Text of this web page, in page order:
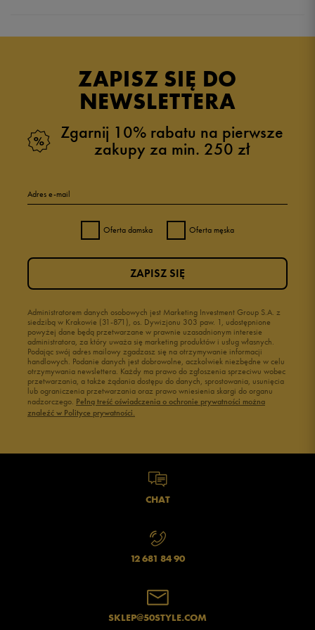
ZAPISZ SIĘ DO
NEWSLETTERA
Zgarnij 10% rabatu na pierwsze
zakupy za min. 250 zł
Adres e-mail
Oferta damska Oferta męska
Administratorem danych osobowych jest Marketing Investment Group S.A. z
siedzibą w Krakowie (31-871), os. Dywizjonu 303 paw. 1, udostępnione
powyżej dane będą przetwarzane w prawnie uzasadnionym interesie
administratora, za który uważa się marketing produktów i usług własnych.
Podając swój adres mailowy zgadzasz się na otrzymywanie informacji
handlowych. Podanie danych jest dobrowolne, aczkolwiek niezbędne w celu
otrzymywania newslettera. Każdy ma prawo do zgłoszenia sprzeciwu wobec
przetwarzania, a także żądania dostępu do danych, sprostowania, usunięcia
lub ograniczenia przetwarzania oraz prawo wniesienia skargi do organu
nadzorczego. Pełną treść oświadczenia o ochronie prywatności można
znaleźć w Polityce prywatności.
ZAPISZ SIĘ
CHAT
12 681 84 90
SKLEP@50STYLE.COM